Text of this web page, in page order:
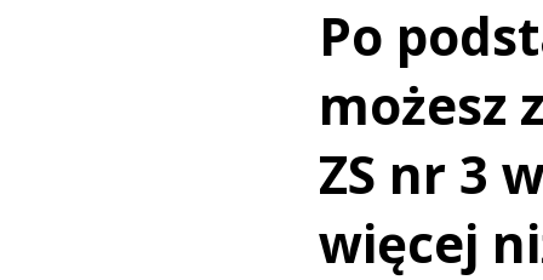
Po
możesz
ZS nr 3
więcej